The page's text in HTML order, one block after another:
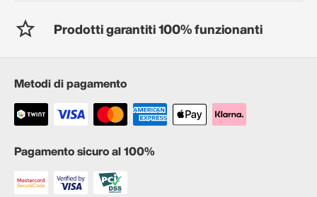
Prodotti garantiti 100% funzionanti
Metodi di pagamento
Pagamento sicuro al 100%